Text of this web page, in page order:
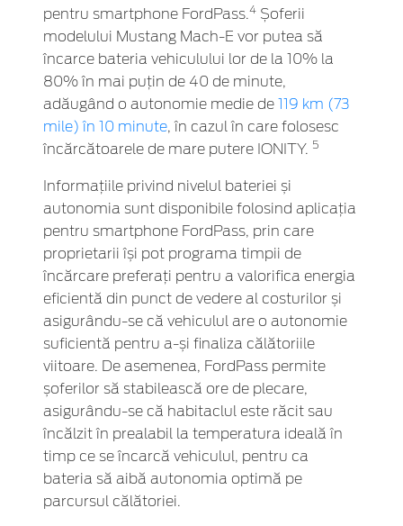
pentru smartphone FordPass.4 Șoferii
modelului Mustang Mach-E vor putea să
încarce bateria vehiculului lor de la 10% la
80% în mai puțin de 40 de minute,
adăugând o autonomie medie de
119 km (73
mile) în 10 minute, în cazul în care folosesc
încărcătoarele de mare putere IONITY. 5
Informațiile privind nivelul bateriei și
autonomia sunt disponibile folosind aplicația
pentru smartphone FordPass, prin care
proprietarii își pot programa timpii de
încărcare preferați pentru a valorifica energia
eficientă din punct de vedere al costurilor și
asigurându-se că vehiculul are o autonomie
suficientă pentru a-și finaliza călătoriile
viitoare. De asemenea, FordPass permite
șoferilor să stabilească ore de plecare,
asigurându-se că habitaclul este răcit sau
încălzit în prealabil la temperatura ideală în
timp ce se încarcă vehiculul, pentru ca
bateria să aibă autonomia optimă pe
parcursul călătoriei.